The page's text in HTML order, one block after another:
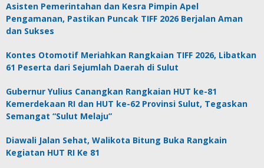
Asisten Pemerintahan dan Kesra Pimpin Apel
Pengamanan, Pastikan Puncak TIFF 2026 Berjalan Aman
dan Sukses
Kontes Otomotif Meriahkan Rangkaian TIFF 2026, Libatkan
61 Peserta dari Sejumlah Daerah di Sulut
Gubernur Yulius Canangkan Rangkaian HUT ke-81
Kemerdekaan RI dan HUT ke-62 Provinsi Sulut, Tegaskan
Semangat “Sulut Melaju”
Diawali Jalan Sehat, Walikota Bitung Buka Rangkain
Kegiatan HUT RI Ke 81